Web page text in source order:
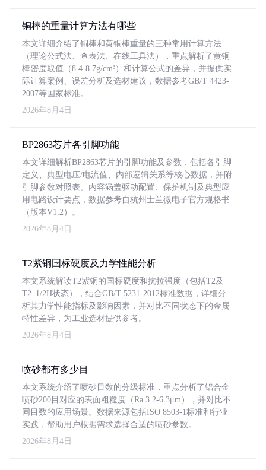
铜棒的重量计算方法有哪些
本文详细介绍了铜棒和黄铜棒重量的三种常用计算方法
（理论公式法、查表法、在线工具法），重点解析了黄铜
棒密度取值（8.4-8.7g/cm³）和计算公式的差异，并提供实
际计算案例、误差分析及选材建议，数据参考GB/T 4423-
2007等国家标准。
2026年8月4日
BP2863芯片各引脚功能
本文详细解析BP2863芯片的引脚功能及参数，包括各引脚
定义、典型电压/电流值、内部逻辑关系等核心数据，并附
引脚参数对照表。内容涵盖驱动配置、保护机制及典型应
用电路设计要点，数据参考自杭州士兰微电子官方规格书
（版本V1.2）。
2026年8月4日
T2紫铜国标硬度及力学性能分析
本文系统解读T2紫铜的国标硬度和抗拉强度（包括T2及
T2_1/2H状态），结合GB/T 5231-2012标准数据，详细分
析其力学性能指标及影响因素，并对比不同状态下的金属
特性差异，为工业选材提供参考。
2026年8月4日
喷砂都有多少目
本文系统介绍了喷砂目数的分级标准，重点分析了铝合金
喷砂200目对应的表面粗糙度（Ra 3.2-6.3μm），并对比不
同目数的应用场景。数据来源包括ISO 8503-1标准和行业
实践，帮助用户根据需求选择合适的喷砂参数。
2026年8月4日